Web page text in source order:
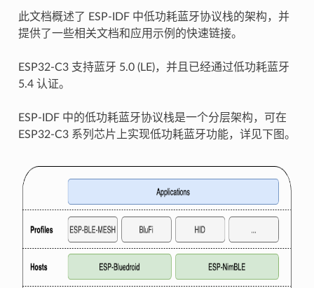
此文档概述了 ESP-IDF 中低功耗蓝牙协议栈的架构，并
提供了一些相关文档和应用示例的快速链接。
ESP32-C3 支持蓝牙 5.0 (LE)，并且已经通过低功耗蓝牙
5.4 认证。
ESP-IDF 中的低功耗蓝牙协议栈是一个分层架构，可在
ESP32-C3 系列芯片上实现低功耗蓝牙功能，详见下图。